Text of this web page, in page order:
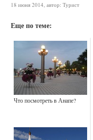
18 июня 2014, автор: Турист
Еще по теме:
Что посмотреть в Анапе?